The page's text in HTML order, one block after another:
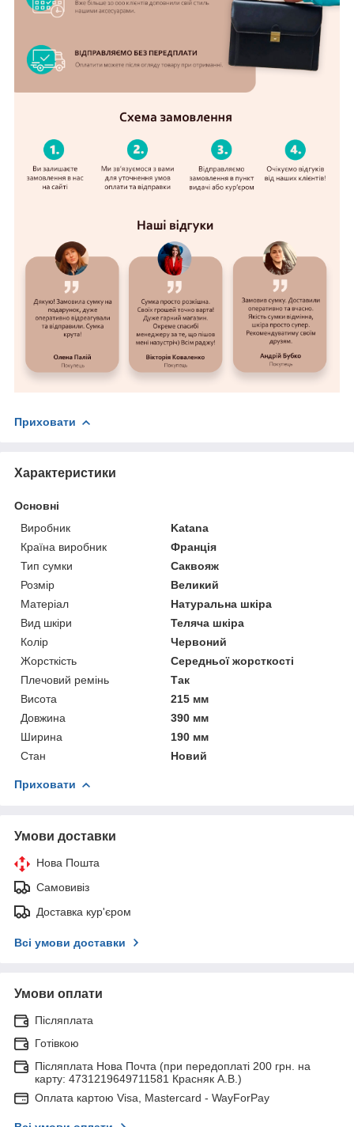
Приховати
Характеристики
Основні
Виробник
Katana
Країна виробник
Франція
Тип сумки
Саквояж
Розмір
Великий
Матеріал
Натуральна шкіра
Вид шкіри
Теляча шкіра
Колір
Червоний
Жорсткість
Середньої жорсткості
Плечовий ремінь
Так
Висота
215 мм
Довжина
390 мм
Ширина
190 мм
Стан
Новий
Приховати
Умови доставки
Нова Пошта
Самовивіз
Доставка кур'єром
Всі умови доставки
Умови оплати
Післяплата
Готівкою
Післяплата Нова Почта (при передоплаті 200 грн. на
карту: 4731219649711581 Красняк А.В.)
Оплата картою Visa, Mastercard - WayForPay